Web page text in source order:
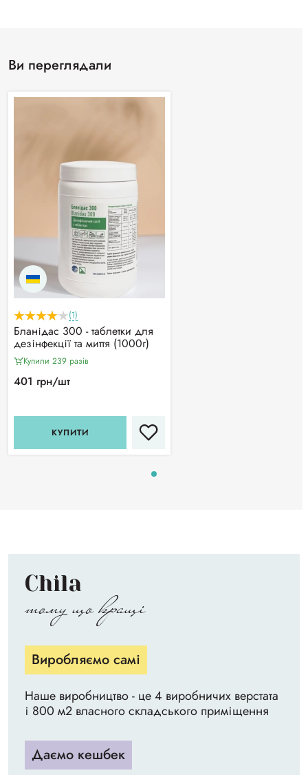
Ви переглядали
(1)
Бланідас 300 - таблетки для
дезінфекції та миття (1000г)
Купили 239 разiв
401 грн/шт
КУПИТИ
Chila
тому що кращі
Виробляємо самі
Наше виробництво - це 4 виробничих верстата
і 800 м2 власного складського приміщення
Даємо кешбек